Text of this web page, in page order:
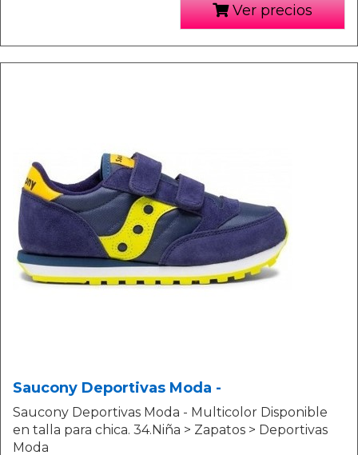
Ver precios
Saucony Deportivas Moda -
Saucony Deportivas Moda - Multicolor Disponible
en talla para chica. 34.Niña > Zapatos > Deportivas
Moda